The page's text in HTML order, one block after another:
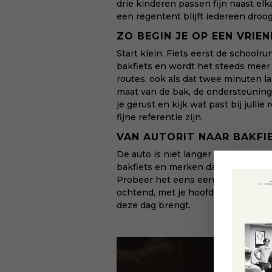
drie kinderen passen fijn naast
een regentent blijft iedereen
ZO BEGIN JE OP EEN
Start klein. Fiets eerst de
bakfiets en wordt het steeds
routes, ook als dat twee minuten
maat van de bak, de
je gerust en kijk wat past bij jullie
fijne referentie zijn.
VAN AUTORIT NAAR
De auto is niet langer de reflex
bakfiets en merken dat het leven
Probeer het eens een week voor
ochtend, met je hoofd en met de
deze dag brengt.